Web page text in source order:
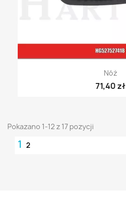
Nóż
71,40 zł
Pokazano 1-12 z 17 pozycji
1 2